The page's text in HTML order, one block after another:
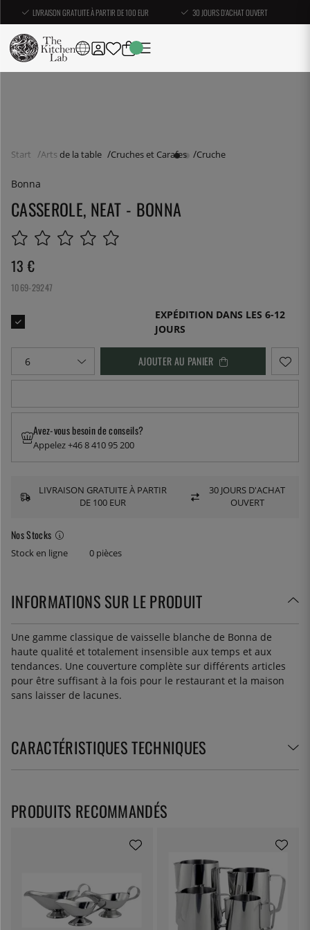
LIVRAISON GRATUITE À PARTIR DE 100 EUR 30 JOURS D'ACHAT OUVERT
Start Arts de la table Cruches et Carafes Cruche
Bonna
CASSEROLE, NEAT - BONNA
13 €
1069-29247
EXPÉDITION DANS LES 6-12
JOURS
AJOUTER AU PANIER
Nos Stocks
Stock en ligne 0 pièces
Avez-vous besoin de conseils?
Appelez +46 8 410 95 200
LIVRAISON GRATUITE À PARTIR
DE 100 EUR
30 JOURS D'ACHAT
OUVERT
INFORMATIONS SUR LE PRODUIT
Une gamme classique de vaisselle blanche de Bonna de
haute qualité et totalement insensible aux temps et aux
tendances. Une couverture complète sur différents articles
pour être suffisant à la fois pour le restaurant et la maison
sans laisser de lacunes.
CARACTÉRISTIQUES TECHNIQUES
PRODUITS RECOMMANDÉS